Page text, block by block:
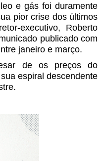
e gás foi duramente
pior crise dos últimos
executivo, Roberto
publicado com
janeiro e março.
de os preços do
espiral descendente